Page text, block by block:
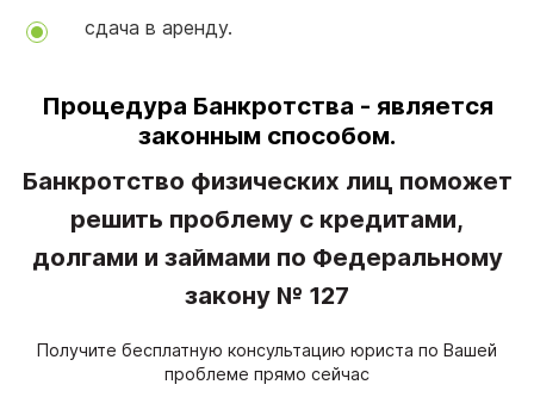
сдача в аренду.
Процедура Банкротства - является
законным способом.
Банкротство физических лиц поможет
решить проблему с кредитами,
долгами и займами по Федеральному
закону № 127
Получите бесплатную консультацию юриста по Вашей
проблеме прямо сейчас